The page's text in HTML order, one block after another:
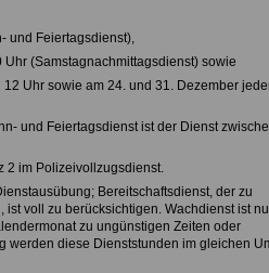
und Feiertagsdienst),
(Samstagnachmittagsdienst) sowie
Uhr sowie am 24. und 31. Dezember
und Feiertagsdienst ist der Dienst
2 im Polizeivollzugsdienst.
Bereitschaftsdienst, der zu
voll zu berücksichtigen. Wachdienst ist
zu ungünstigen Zeiten oder
werden diese Dienststunden im gleichen